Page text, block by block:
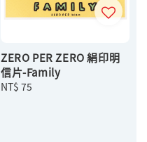
ZERO PER ZERO 絹印明
信片-Family
Regular
NT$ 75